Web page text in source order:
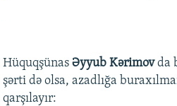
Hüquqşünas Əyyub Kərimovda
şərti də olsa, azadlığa
qarşılayır: